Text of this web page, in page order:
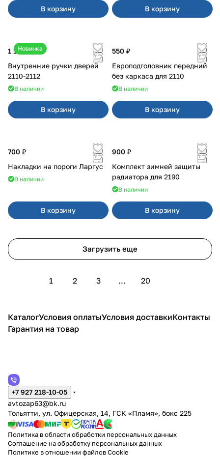
В корзину В корзину
Новинка
1 170 ₽
Внутренние ручки дверей
2110-2112
В наличии
В корзину
550 ₽
Европодголовник передний
без каркаса для 2110
В наличии
В корзину
700 ₽
Накладки на пороги Ларгус
В наличии
В корзину
900 ₽
Комплект зимней защиты
радиатора для 2190
В наличии
В корзину
Загрузить еще
1 2 3 ... 20
КаталогУсловия оплатыУсловия доставкиКонтакты
Гарантия на товар
+7 927 218-10-05
avtozap63@bk.ru
Тольятти, ул. Офицерская, 14, ГСК «Пламя», бокс 225
Политика в области обработки персональных данных
Соглашение на обработку персональных данных
Политике в отношении файлов Cookie